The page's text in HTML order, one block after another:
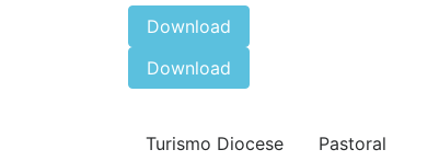
Download
Download
Turismo Diocese Pastoral